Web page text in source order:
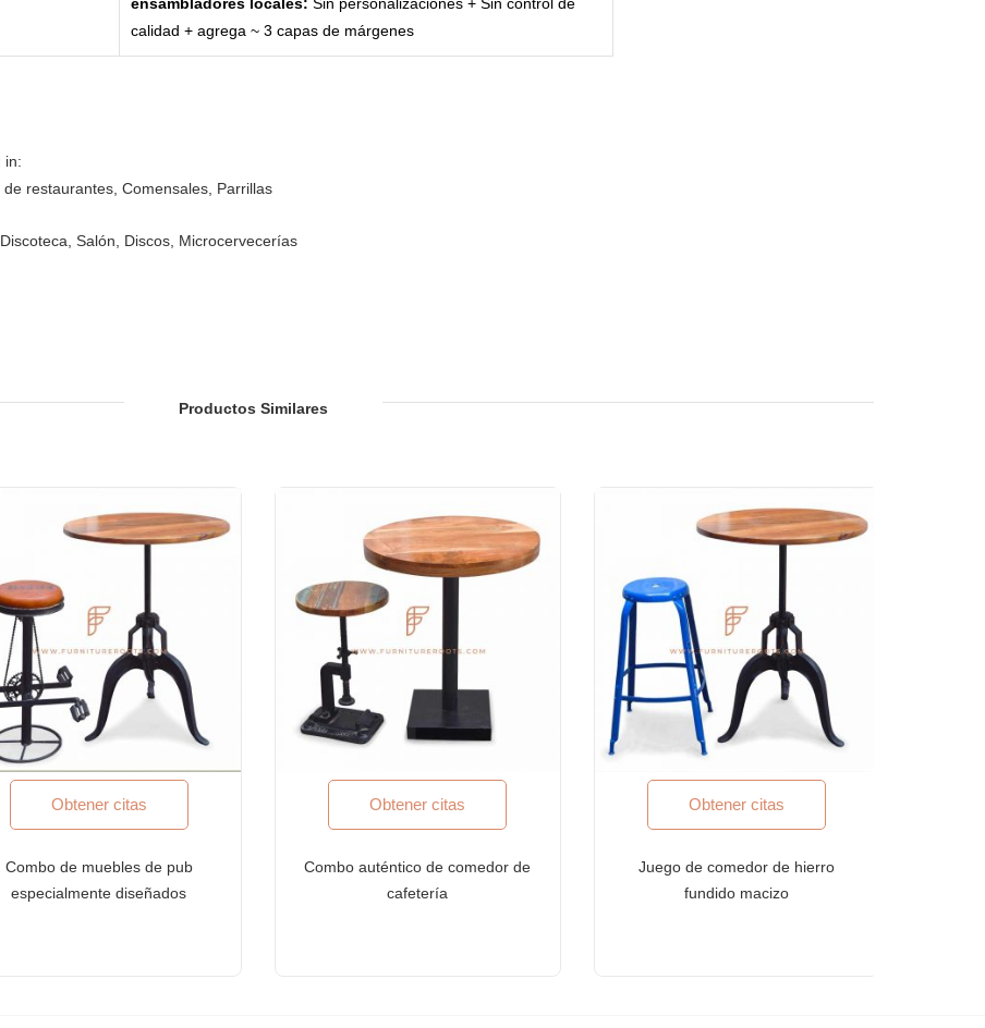
calidad + agrega ~ 3 capas de márgenes
in:
restaurantes, Comensales, Parrillas
Salón, Discos, Microcervecerías
o Patio de Restaurantes, Bares, Hoteles y Resorts
de Vivienda
administradas y estancias prolongadas
Productos Similares
Obtener citas
Combo de muebles de pub
especialmente diseñados
Obtener citas
Combo auténtico de comedor de
cafetería
Obtener citas
Juego de comedor de hierro
fundido macizo